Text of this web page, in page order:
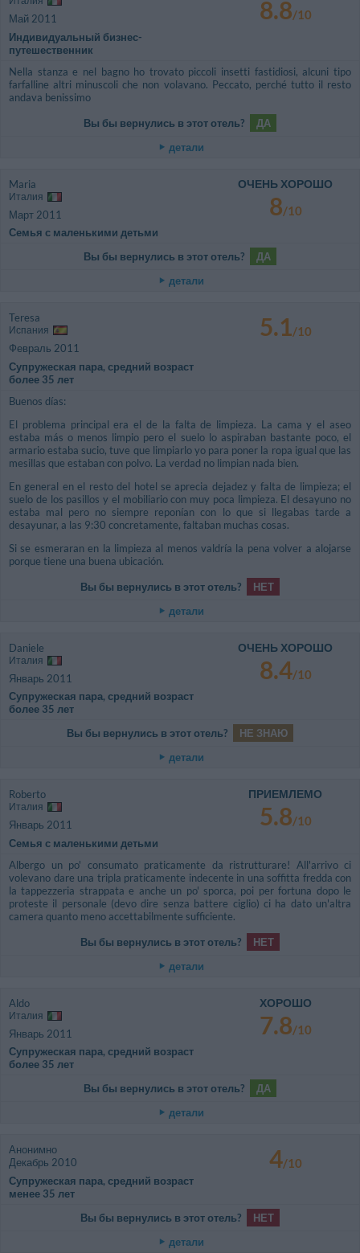
Май 2011
Индивидуальный бизнес-
путешественник
8.8/10
Nella stanza e nel bagno ho trovato piccoli insetti fastidiosi, alcuni tipo
farfalline altri minuscoli che non volavano. Peccato, perché tutto il resto
andava benissimo
Вы бы вернулись в этот отель?
ДА
детали
Maria
Италия
Март 2011
Семья с маленькими детьми
ОЧЕНЬ ХОРОШО
8/10
Вы бы вернулись в этот отель?
ДА
детали
Teresa
Испания
Февраль 2011
Супружеская пара, средний возраст
более 35 лет
5.1/10
Buenos días:
El problema principal era el de la falta de limpieza. La cama y el aseo
estaba más o menos limpio pero el suelo lo aspiraban bastante poco, el
armario estaba sucio, tuve que limpiarlo yo para poner la ropa igual que las
mesillas que estaban con polvo. La verdad no limpian nada bien.
En general en el resto del hotel se aprecia dejadez y falta de limpieza; el
suelo de los pasillos y el mobiliario con muy poca limpieza. El desayuno no
estaba mal pero no siempre reponían con lo que si llegabas tarde a
desayunar, a las 9:30 concretamente, faltaban muchas cosas.
Si se esmeraran en la limpieza al menos valdría la pena volver a alojarse
porque tiene una buena ubicación.
Вы бы вернулись в этот отель?
НЕТ
детали
Daniele
Италия
Январь 2011
Супружеская пара, средний возраст
более 35 лет
ОЧЕНЬ ХОРОШО
8.4/10
Вы бы вернулись в этот отель?
НЕ ЗНАЮ
детали
Roberto
Италия
Январь 2011
Семья с маленькими детьми
ПРИЕМЛЕМО
5.8/10
Albergo un po' consumato praticamente da ristrutturare! All'arrivo ci
volevano dare una tripla praticamente indecente in una soffitta fredda con
la tappezzeria strappata e anche un po' sporca, poi per fortuna dopo le
proteste il personale (devo dire senza battere ciglio) ci ha dato un'altra
camera quanto meno accettabilmente sufficiente.
Вы бы вернулись в этот отель?
НЕТ
детали
Aldo
Италия
Январь 2011
Супружеская пара, средний возраст
более 35 лет
ХОРОШО
7.8/10
Вы бы вернулись в этот отель?
ДА
детали
Анонимно
Декабрь 2010
Супружеская пара, средний возраст
менее 35 лет
4/10
Вы бы вернулись в этот отель?
НЕТ
детали